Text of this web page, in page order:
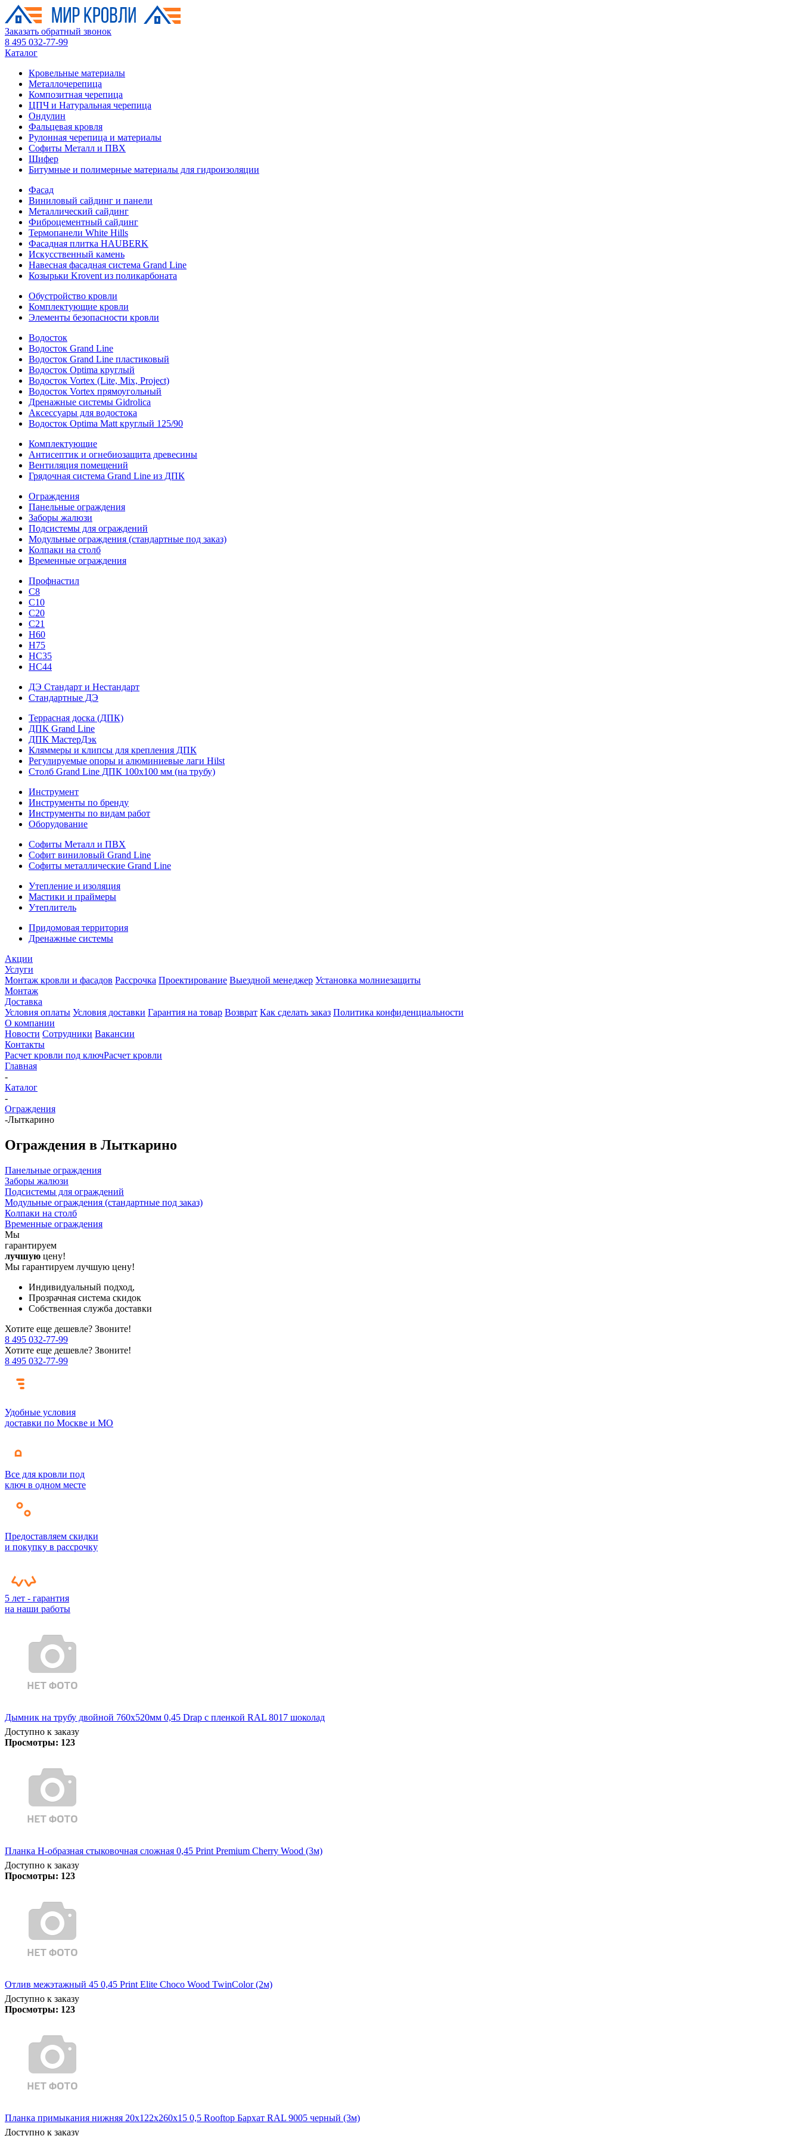
Заказать обратный звонок
8 495 032-77-99
Каталог
Кровельные материалы
Металлочерепица
Композитная черепица
ЦПЧ и Натуральная черепица
Ондулин
Фальцевая кровля
Рулонная черепица и материалы
Софиты Металл и ПВХ
Шифер
Битумные и полимерные материалы для гидроизоляции
Фасад
Виниловый сайдинг и панели
Металлический сайдинг
Фиброцементный сайдинг
Термопанели White Hills
Фасадная плитка HAUBERK
Искусственный камень
Навесная фасадная система Grand Line
Козырьки Krovent из поликарбоната
Обустройство кровли
Комплектующие кровли
Элементы безопасности кровли
Водосток
Водосток Grand Line
Водосток Grand Line пластиковый
Водосток Optima круглый
Водосток Vortex (Lite, Mix, Project)
Водосток Vortex прямоугольный
Дренажные системы Gidrolica
Аксессуары для водостока
Водосток Optima Matt круглый 125/90
Комплектующие
Антисептик и огнебиозащита древесины
Вентиляция помещений
Грядочная система Grand Line из ДПК
Ограждения
Панельные ограждения
Заборы жалюзи
Подсистемы для ограждений
Модульные ограждения (стандартные под заказ)
Колпаки на столб
Временные ограждения
Профнастил
С8
С10
С20
С21
H60
H75
HС35
НС44
ДЭ Стандарт и Нестандарт
Стандартные ДЭ
Террасная доска (ДПК)
ДПК Grand Line
ДПК МастерДэк
Кляммеры и клипсы для крепления ДПК
Регулируемые опоры и алюминиевые лаги Hilst
Столб Grand Line ДПК 100х100 мм (на трубу)
Инструмент
Инструменты по бренду
Инструменты по видам работ
Оборудование
Софиты Металл и ПВХ
Софит виниловый Grand Line
Софиты металлические Grand Line
Утепление и изоляция
Мастики и праймеры
Утеплитель
Придомовая территория
Дренажные системы
Акции
Услуги
Монтаж кровли и фасадов Рассрочка Проектирование Выездной менеджер Установка молниезащиты
Монтаж
Доставка
Условия оплаты Условия доставки Гарантия на товар Возврат Как сделать заказ Политика конфиденциальности
О компании
Новости Сотрудники Вакансии
Контакты
Расчет кровли под ключРасчет кровли
Главная
-
Каталог
-
Ограждения
-Лыткарино
Ограждения в Лыткарино
Панельные ограждения
Заборы жалюзи
Подсистемы для ограждений
Модульные ограждения (стандартные под заказ)
Колпаки на столб
Временные ограждения
Мы
гарантируем
лучшую цену!
Мы гарантируем лучшую цену!
Индивидуальный подход,
Прозрачная система скидок
Собственная служба доставки
Хотите еще дешевле? Звоните!
8 495 032-77-99
Хотите еще дешевле? Звоните!
8 495 032-77-99
Удобные условия
доставки по Москве и МО
Все для кровли под
ключ в одном месте
Предоставляем скидки
и покупку в рассрочку
5 лет - гарантия
на наши работы
Дымник на трубу двойной 760х520мм 0,45 Drap с пленкой RAL 8017 шоколад
Доступно к заказу
Просмотры: 123
Планка Н-образная стыковочная сложная 0,45 Print Premium Cherry Wood (3м)
Доступно к заказу
Просмотры: 123
Отлив межэтажный 45 0,45 Print Elite Choco Wood TwinColor (2м)
Доступно к заказу
Просмотры: 123
Планка примыкания нижняя 20х122х260х15 0,5 Rooftop Бархат RAL 9005 черный (3м)
Доступно к заказу